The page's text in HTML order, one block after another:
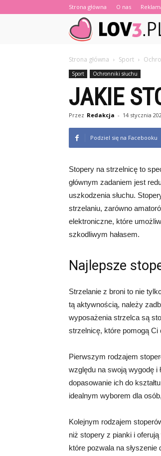
Strona główna O nas
Strona główna Sport
Sport Ochronniki słuchu
JAKIE
Przez Redakcja - 14 stycznia
Podziel się na Facebooku
Stopery na strzelnicę to
głównym zadaniem jest
uszkodzenia słuchu.
strzelaniu, zarówno
elektroniczne, które
szkodliwym hałasem.
Najlepsze
Strzelanie z broni to nie
tą aktywnością, należy
wyposażenia strzelca są
strzelnicę, które pomogą Ci
Pierwszym rodzajem
względu na swoją wygodę i
dopasowanie ich do
idealnym wyborem dla
Kolejnym rodzajem
niż stopery z pianki i
które pozwala na